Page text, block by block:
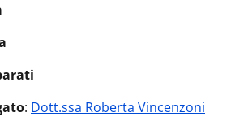
: Dott.ssa Roberta Vincenzoni